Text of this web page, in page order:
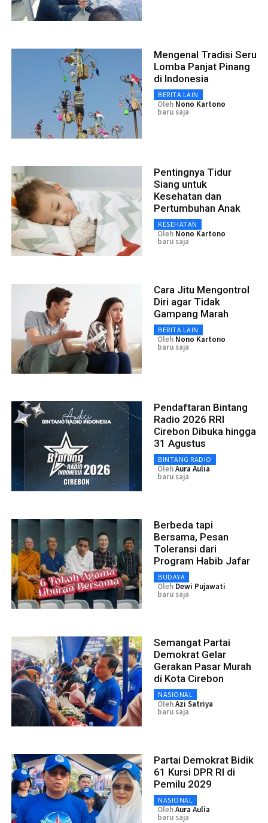
Mengenal Tradisi Seru
Lomba Panjat Pinang
di Indonesia
BERITA LAIN
Oleh Nono Kartono
baru saja
Pentingnya Tidur
Siang untuk
Kesehatan dan
Pertumbuhan Anak
KESEHATAN
Oleh Nono Kartono
baru saja
Cara Jitu Mengontrol
Diri agar Tidak
Gampang Marah
BERITA LAIN
Oleh Nono Kartono
baru saja
Pendaftaran Bintang
Radio 2026 RRI
Cirebon Dibuka hingga
31 Agustus
BINTANG RADIO
OlehAura Aulia
baru saja
Berbeda tapi
Bersama, Pesan
Toleransi dari
Program Habib Jafar
BUDAYA
Oleh Dewi Pujawati
baru saja
Semangat Partai
Demokrat Gelar
Gerakan Pasar Murah
di Kota Cirebon
NASIONAL
OlehAzi Satriya
baru saja
Partai Demokrat Bidik
61 Kursi DPR RI di
Pemilu 2029
NASIONAL
OlehAura Aulia
baru saja